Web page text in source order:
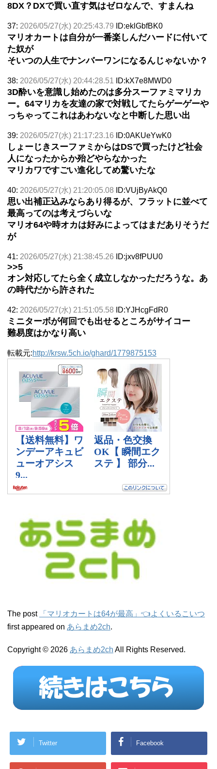
8DX？DXで買い直す気はゼロなんで、すまんね
37: 2026/05/27(水) 20:25:43.79 ID:eklGbfBK0
マリオカートは自分が一番楽しんだハードに付いて
た奴が
そいつの人生でナンバーワンになるんじゃないか？
38: 2026/05/27(水) 20:44:28.51 ID:kX7e8MWD0
3D酔いを意識し始めたのは多分スーファミマリカ
ー。64マリカを友達の家で対戦してたらゲーゲーや
っちゃってこれはあわないなと中断した思い出
39: 2026/05/27(水) 21:17:23.16 ID:0AKUeYwK0
しょーじきスーファミからはDSで買ったけど社会
人になったからか殆どやらなかった
マリカワですごい進化してめ驚いたな
40: 2026/05/27(水) 21:20:05.08 ID:VUjByAkQ0
思い出補正込みならあり得るが、フラットに並べて
最高ってのは考えづらいな
マリオ64や時オカは好みによってはまだありそうだ
が
41: 2026/05/27(水) 21:38:45.26 ID:jxv8fPUU0
>>5
オン対応してたら全く成立しなかっただろうな。あ
の時代だから許された
42: 2026/05/27(水) 21:51:05.58 ID:YJHcgFdR0
ミニターボが何回でも出せるところがサイコー
難易度はかなり高い
転載元:http://krsw.5ch.io/ghard/1779875153
The post
「マリオカートは64が最高」👈よくいるこいつ
first appeared on あらまめ2ch.
Copyright © 2026 あらまめ2ch All Rights Reserved.
Twitter Facebook